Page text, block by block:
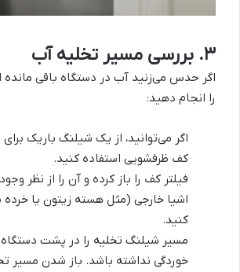
۳. بررسی مسیر تخلیه آب
اگر حدس می‌زنید آب در دستگاه باقی مانده
را انجام دهید:
اگر می‌توانید، از یک شیلنگ باریک
کف ظرفشویی استفاده کنید.
فیلتر کف را باز کرده و آن را از نظر
اشیا خارجی (مثل هسته زیتون یا
کنید.
مسیر شیلنگ تخلیه را در پشت
خوردگی نداشته باشد. باز شدن مسیر